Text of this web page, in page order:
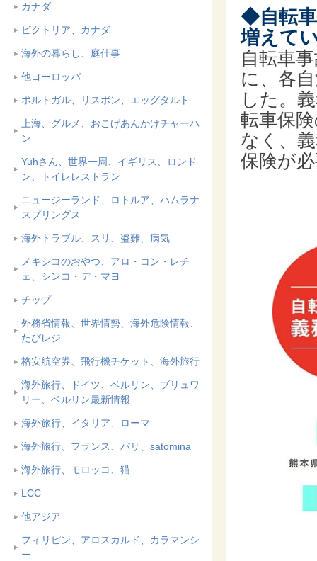
カナダ
ビクトリア、カナダ
海外の暮らし、庭仕事
他ヨーロッパ
ポルトガル、リスボン、エッグタルト
上海、グルメ、おこげあんかけチャーハ
ン
Yuhさん、世界一周、イギリス、ロンド
ン、トイレレストラン
ニュージーランド、ロトルア、ハムラナ
スプリングス
海外トラブル、スリ、盗難、病気
メキシコのおやつ、アロ・コン・レチ
ェ、シンコ・デ・マヨ
チップ
外務省情報、世界情勢、海外危険情報、
たびレジ
格安航空券、飛行機チケット、海外旅行
海外旅行、ドイツ、ベルリン、ブリュワ
リー、ベルリン最新情報
海外旅行、イタリア、ローマ
海外旅行、フランス、パリ、satomina
海外旅行、モロッコ、猫
LCC
他アジア
フィリピン、アロスカルド、カラマンシ
ー
◆自転車
増えて
自転車
に、各
した。
転車保
なく、
保険が